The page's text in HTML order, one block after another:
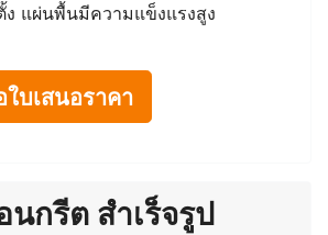
ง แผ่นพื้นมีความแข็งแรงสูง
บเสนอราคา
กรีต สำเร็จรูป